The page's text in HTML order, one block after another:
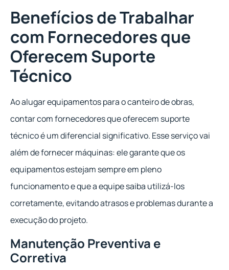
Benefícios de Trabalhar
com Fornecedores que
Oferecem Suporte
Técnico
Ao alugar equipamentos para o canteiro de obras,
contar com fornecedores que oferecem suporte
técnico é um diferencial significativo. Esse serviço vai
além de fornecer máquinas: ele garante que os
equipamentos estejam sempre em pleno
funcionamento e que a equipe saiba utilizá-los
corretamente, evitando atrasos e problemas durante a
execução do projeto.
Manutenção Preventiva e
Corretiva